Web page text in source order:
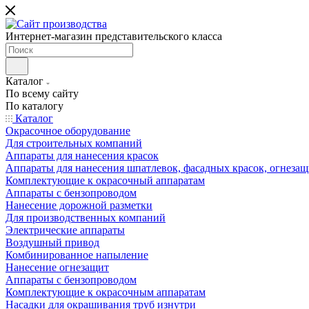
Интернет-магазин представительского класса
Каталог
По всему сайту
По каталогу
Каталог
Окрасочное оборудование
Для строительных компаний
Аппараты для нанесения красок
Аппараты для нанесения шпатлевок, фасадных красок,
Комплектующие к окрасочный аппаратам
Аппараты с бензопроводом
Нанесение дорожной разметки
Для производственных компаний
Электрические аппараты
Воздушный привод
Комбинированное напыление
Нанесение огнезащит
Аппараты с бензопроводом
Комплектующие к окрасочным аппаратам
Насадки для окрашивания труб изнутри